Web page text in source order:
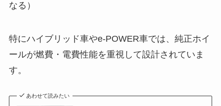
なる）
特にハイブリッド車やe-POWER車では、純正ホイ
ールが燃費・電費性能を重視して設計されていま
す。
あわせて読みたい